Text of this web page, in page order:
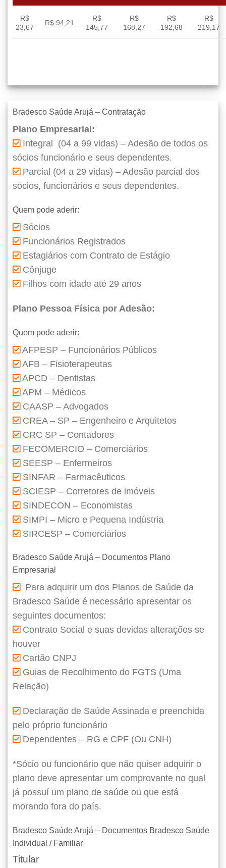
R$
23,67
R$ 94,21
R$
145,77
R$
168,27
R$
192,68
R$
219,17
Bradesco Saúde Arujá – Contratação
Plano Empresarial:
Integral (04 a 99 vidas) – Adesão de todos os
sócios funcionário e seus dependentes.
Parcial (04 a 29 vidas) – Adesão parcial dos
sócios, funcionários e seus dependentes.
Quem pode aderir:
Sócios
Funcionários Registrados
Estagiários com Contrato de Estágio
Cônjuge
Filhos com idade até 29 anos
Plano Pessoa Física por Adesão:
Quem pode aderir:
AFPESP – Funcionários Públicos
AFB – Fisioterapeutas
APCD – Dentistas
APM – Médicos
CAASP – Advogados
CREA – SP – Engenheiro e Arquitetos
CRC SP – Contadores
FECOMERCIO – Comerciários
SEESP – Enfermeiros
SINFAR – Farmacêuticos
SCIESP – Corretores de imóveis
SINDECON – Economistas
SIMPI – Micro e Pequena Indústria
SIRCESP – Comerciários
Bradesco Saúde Arujá – Documentos Plano
Empresarial
Para adquirir um dos Planos de Saúde da
Bradesco Saúde é necessário apresentar os
seguintes documentos:
Contrato Social e suas devidas alterações se
houver
Cartão CNPJ
Guias de Recolhimento do FGTS (Uma
Relação)
Declaração de Saúde Assinada e preenchida
pelo próprio funcionário
Dependentes – RG e CPF (Ou CNH)
*Sócio ou funcionário que não quiser adquirir o
plano deve apresentar um comprovante no qual
já possuí um plano de saúde ou que está
morando fora do país.
Bradesco Saúde Arujá – Documentos Bradesco Saúde
Individual / Familiar
Titular